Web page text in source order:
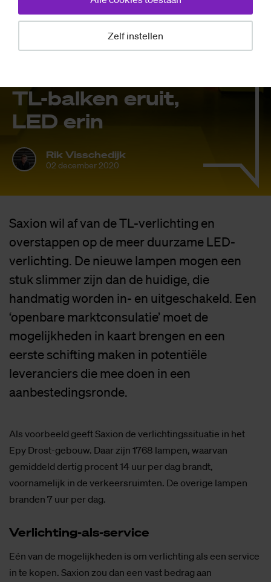
Zelf instellen
TL-bal­ken er­uit,
LED erin
Rik Visschedijk
02 december 2020
Saxion wil af van de TL-verlichting en
overstappen op de meer duurzame LED-
verlichting. De nieuwe lampen mogen een
stuk slimmer zijn dan de huidige, die
handmatig worden in- en uitgeschakeld. Een
‘openbare marktconsulatie’ moet de
mogelijkheden in kaart brengen en een
eerste schifting maken in potentiële
leveranciers die mee doen in een
aanbestedingsronde.
Als voorbeeld geeft Saxion de verlichtingssituatie in het
Epy Drost-gebouw. Daar zijn 1768 lampen, waarvan
gemiddeld dertig procent 14 uur per dag brandt,
voornamelijk in de verkeersruimten. De overige lampen
branden 7 uur per dag.
Ver­lich­ting-als-ser­vi­ce
Eén van de mogelijkheden is om verlichting als een service
in te kopen. Saxion zou dan een vast bedrag aan